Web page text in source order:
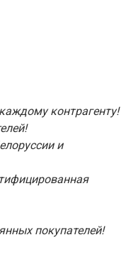
контрагенту!
и
покупателей!